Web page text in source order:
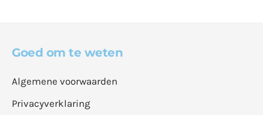
Goed om te weten
Algemene voorwaarden
Privacyverklaring